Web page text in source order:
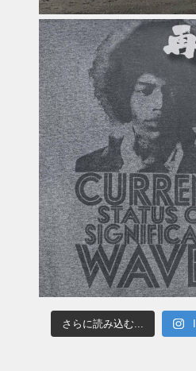
さらに読み込む...